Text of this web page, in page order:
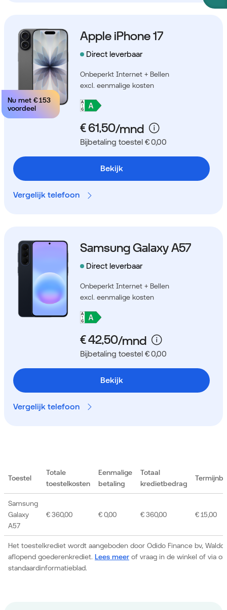
Nu met € 153
voordeel
Apple iPhone 17
Direct leverbaar
Onbeperkt Internet + Bellen
excl. eenmalige kosten
Bijbetaling toestel € 0,00
Bekijk
Vergelijk telefoon
Samsung Galaxy A57
Direct leverbaar
Onbeperkt Internet + Bellen
excl. eenmalige kosten
Bijbetaling toestel € 0,00
Bekijk
Vergelijk telefoon
Toestel
Totale
toestelkosten
Eenmalige
betaling
Totaal
kredietbedrag
Het toestelkrediet wordt aangeboden door Odido Finance bv,
aflopend goederenkrediet. Lees meer of vraag in de winkel of via
standaardinformatieblad.
Samsung
Galaxy
A57
€ 360,00 € 0,00 € 360,00 € 15,00